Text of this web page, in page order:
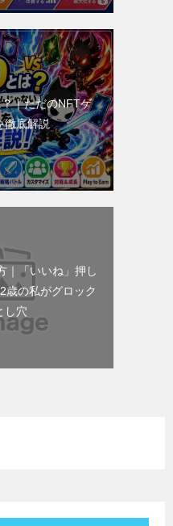
｜ただのNFTゲ
徹底解説
｜「いいね」押し
歳の私がグロック
し穴